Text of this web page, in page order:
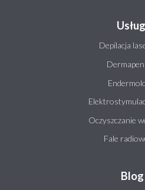
Depilacja
Oczyszczanie
Fale
Blog